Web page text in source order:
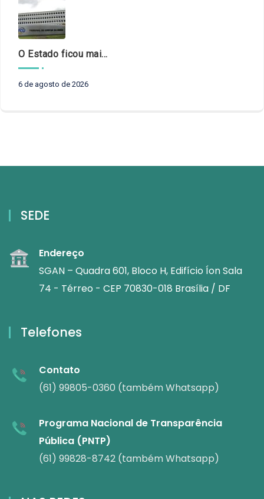
O Estado ficou mais complexo. O controle precisa acompanhar
6 de agosto de 2026
SEDE
Endereço
SGAN – Quadra 601, Bloco H, Edifício Íon Sala
74 - Térreo - CEP 70830-018 Brasília / DF
Telefones
Contato
(61) 99805-0360 (também Whatsapp)
Programa Nacional de Transparência
Pública (PNTP)
(61) 99828-8742 (também Whatsapp)